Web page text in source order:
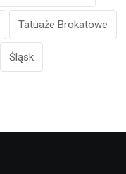
Tatuaże Brokatowe
Śląsk